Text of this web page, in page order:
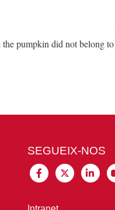
the pumpkin did not belong
SEGUEIX-NOS